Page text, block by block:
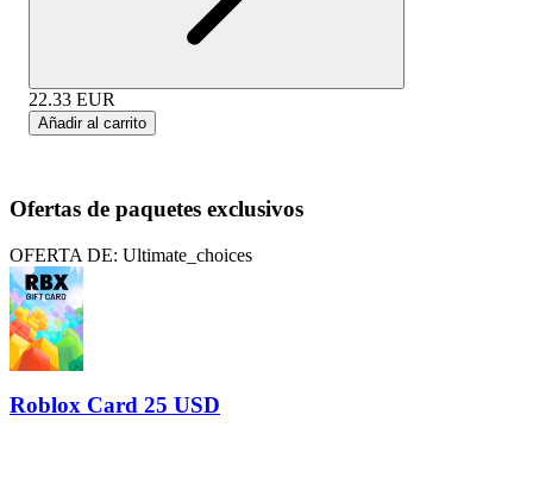
22.33 EUR
Añadir al carrito
Ofertas de paquetes exclusivos
OFERTA DE: Ultimate_choices
Roblox Card 25 USD